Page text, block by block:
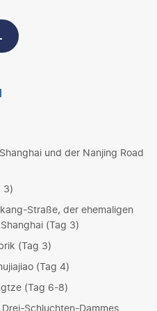
und der Nanjing Road
3)
Straße, der ehemaligen
(Tag 3)
(Tag 3)
(Tag 4)
(Tag 6-8)
Schluchten-Dammes